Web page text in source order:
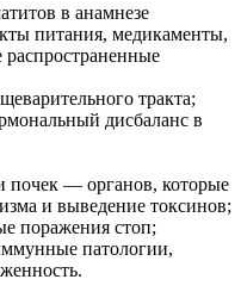
в анамнезе
питания, медикаменты,
тракта;
дисбаланс в
почек — органов, которые
и выведение токсинов;
поражения стоп;
патологии,